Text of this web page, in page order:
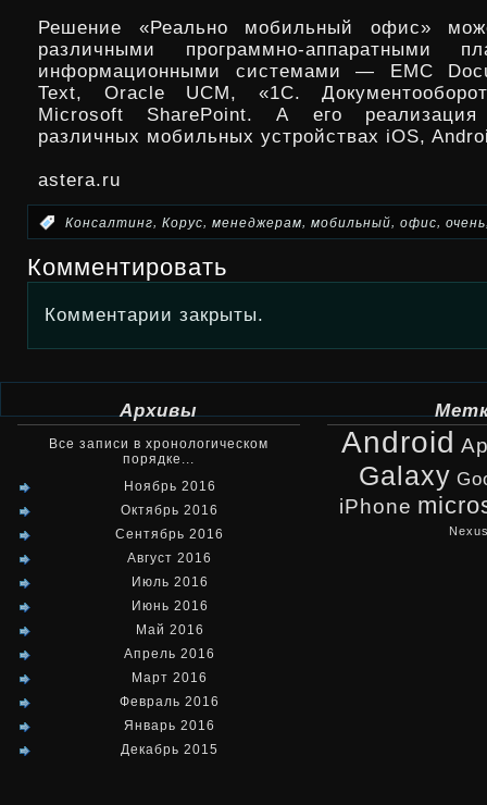
Решение «Реально мобильный офис»
различными программно-аппаратными
информационными системами — EMC
Text, Oracle UCM, «1C.
Microsoft SharePoint. А его
различных мобильных устройствах iOS,
astera.ru
Консалтинг, Корус, менеджерам, мобильный, офис, очень
Комментировать
Комментарии закрыты.
Архивы
Все записи в хронологическом
порядке...
Ноябрь 2016
Октябрь 2016
Сентябрь 2016
Август 2016
Июль 2016
Июнь 2016
Май 2016
Апрель 2016
Март 2016
Февраль 2016
Январь 2016
Декабрь 2015
Android
Galaxy
iPhone